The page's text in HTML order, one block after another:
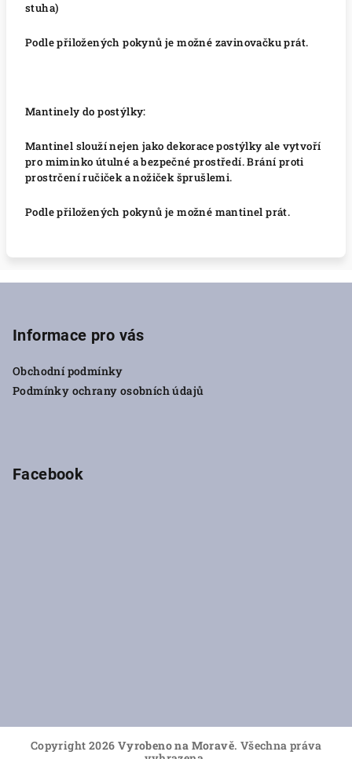
stuha)
Podle přiložených pokynů je možné zavinovačku prát.
Mantinely do postýlky:
Mantinel slouží nejen jako dekorace postýlky ale vytvoří
pro miminko útulné a bezpečné prostředí. Brání proti
prostrčení ručiček a nožiček šprušlemi.
Podle přiložených pokynů je možné mantinel prát.
Informace pro vás
Obchodní podmínky
Podmínky ochrany osobních údajů
Facebook
Copyright 2026 Vyrobeno na Moravě. Všechna práva